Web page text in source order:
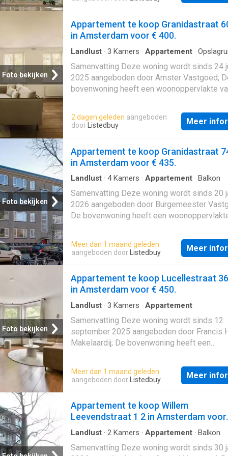
beschikt onder andere over de volgende
Wasruimte. Beschrijving
Foto bekijken
Appartement te koop Granidastraat
in Amsterdam voor € 400.
Landlust · 3 Kamers · Appartement ·
Samenvatting Deze woning wordt sinds 24
2025 aangeboden door Amster Vastgoed;
bovenwoning heeft een woonoppervlakte
De woning is gebouwd In 1941 en ligt in de
Landlust in Amsterdam; De woning
andere over de volgende voorzieningen:
2 dagen geleden aangeboden
door
Listedbuy Meer
Foto bekijken
Appartement te koop Granidastraat
in Amsterdam voor € 435.
Landlust · 4Kamers · Appartement · Balkon
Samenvatting Deze woning wordt sinds 20
2026 aangeboden door Burgemeester
De bovenwoning heeft een woonoppervlakte
slaapkamers; De woning is gebouwd In
in de buurt Landlust in Amsterdam.
rustige straat in Bos en Lommer, Amsterdam
ligt dit lichte appartement op de bovenste
verdieping. Het appartement beschikt over
slaapkamers, met de mogelijkheid om een
slaapkamer te realiseren. Aan de achterzijde
bevindt zich een balkon op het oosten, waar
ochtend van de zon kunt genieten. Een
Amsterdam West, met alle voorzieningen
handbereik. Indeling van het appartement
bereik je de derde en tevens bovenste
van het gebouw. De centrale hal biedt
alle vertrekken van
Meer dan 1 maand geleden
aangeboden door
Listedbuy Meer
Foto bekijken
Appartement te koop Lucellestraat
in Amsterdam voor € 450.
Landlust · 3 Kamers · Appartement
Samenvatting Deze woning wordt sinds 12
september 2025 aangeboden door Francis
Makelaardij; De bovenwoning heeft een
kamers, waarvan 2 slaapkamers; De
gebouwd In 1940 en ligt in de buurt
Meer dan 1 maand geleden
aangeboden door
Listedbuy Meer
Appartement te koop Willem
Leevendstraat 1 2 in Amsterdam voor.
Landlust · 2 Kamers · Appartement · Balkon
Samenvatting Deze woning wordt sinds 30